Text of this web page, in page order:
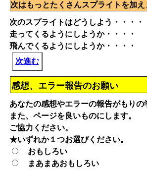
次はもっとたくさんスプライトを加え
次のスプライトはどうしよう・・・・
走ってくるようにしようか・・・・
飛んでくるようにしようか・・・・
次進む
感想、エラー報告のお願い
あなたの感想やエラーの報告がもりの
また、ページを良いものにします。
ご協力ください。
★いずれか１つお選びください。
おもしろい
まあまあおもしろい